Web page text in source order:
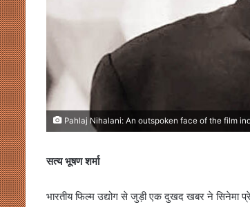
Pahlaj Nihalani: An outspoken face of the film
सत्य भूषण शर्मा
भारतीय फिल्म उद्योग से जुड़ी एक दुखद खबर ने सिनेमा